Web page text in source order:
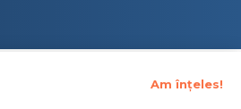
Am înțeles!